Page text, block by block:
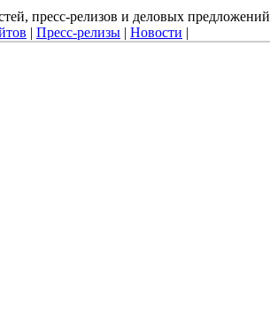
пресс-релизов и деловых предложений
| Пресс-релизы | Новости |